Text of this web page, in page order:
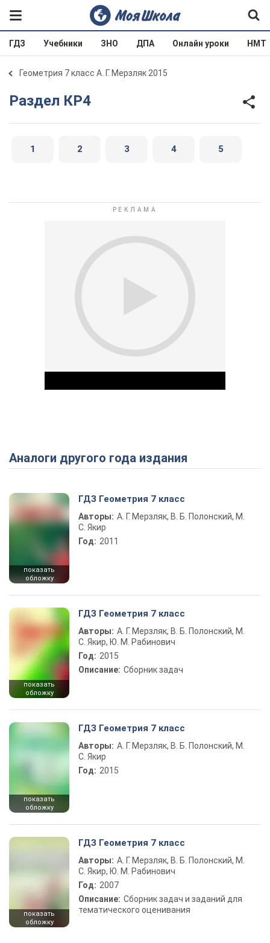
ГДЗ Учебники ЗНО ДПА Онлайн уроки НМТ
Геометрия 7 класс А. Г. Мерзляк 2015
Раздел КР4
1 2 3 4 5
Play Video
Аналоги другого года издания
показать
обложку
ГДЗ Геометрия 7 класс
Авторы: А. Г. Мерзляк, В. Б. Полонский, М.
С. Якир
Год: 2011
показать
обложку
ГДЗ Геометрия 7 класс
Авторы: А. Г. Мерзляк, В. Б. Полонский, М.
С. Якир, Ю. М. Рабинович
Год: 2015
Описание: Сборник задач
показать
обложку
ГДЗ Геометрия 7 класс
Авторы: А. Г. Мерзляк, В. Б. Полонский, М.
С. Якир
Год: 2015
показать
обложку
ГДЗ Геометрия 7 класс
Авторы: А. Г. Мерзляк, В. Б. Полонский, М.
С. Якир, Ю. М. Рабинович
Год: 2007
Описание: Сборник задач и заданий для
тематического оценивания